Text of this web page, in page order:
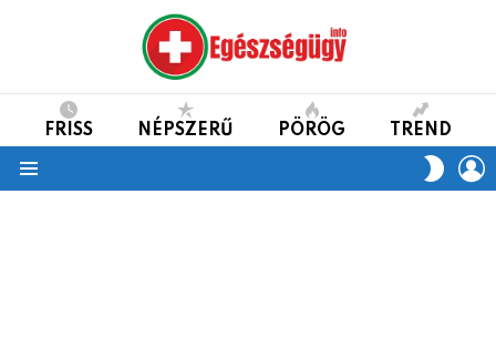
FRISS NÉPSZERŰ PÖRÖG TREND
SKIN